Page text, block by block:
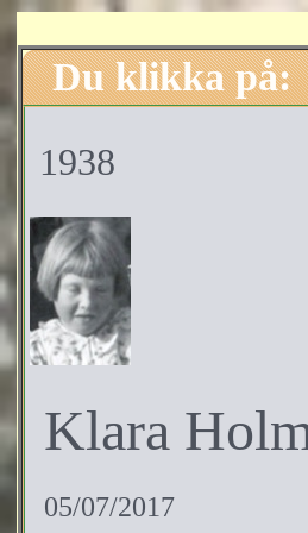
Du klikka
1938
Klara
05/07/2017